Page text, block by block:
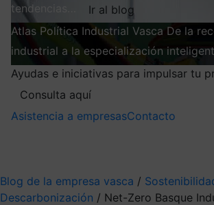
tendencias…
Ir al blog
Atlas Política Industrial Vasca De la
industrial a la especialización
Ayudas e iniciativas para impulsar tu
Consulta aquí
Asistencia a empresasContacto
Blog de la empresa vasca /
Descarbonización / Net-Zero Basque